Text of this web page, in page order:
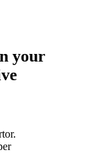
your